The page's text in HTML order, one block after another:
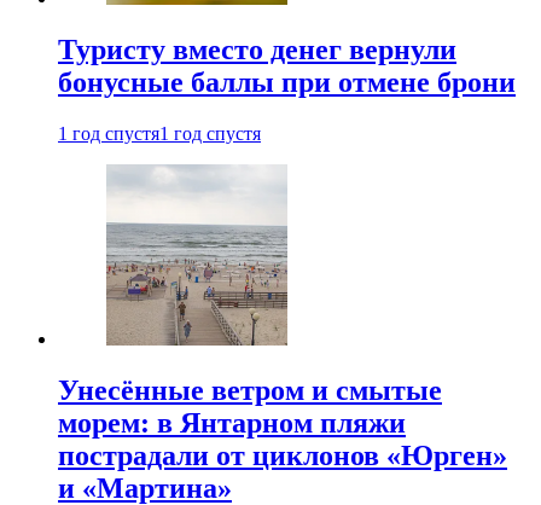
Туристу вместо денег вернули
бонусные баллы при отмене брони
1 год спустя1 год спустя
Унесённые ветром и смытые
морем: в Янтарном пляжи
пострадали от циклонов «Юрген»
и «Мартина»